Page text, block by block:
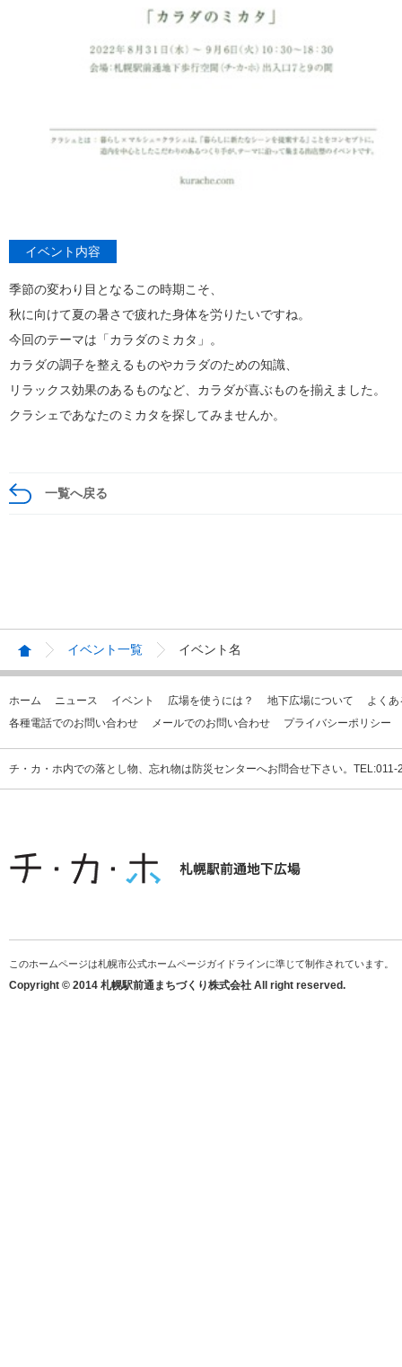
イベント内容
季節の変わり目となるこの時期こそ、
秋に向けて夏の暑さで疲れた身体を労りたいですね。
今回のテーマは「カラダのミカタ」。
カラダの調子を整えるものやカラダのための知識、
リラックス効果のあるものなど、カラダが喜ぶものを揃えました。
クラシェであなたのミカタを探してみませんか。
一覧へ戻る
イベント一覧 イベント名
ホーム ニュース イベント 広場を使うには？ 地下広場について
よく
各種電話でのお問い合わせ
メールでのお問い合わせ プライバシーポリシー
チ・カ・ホ内での落とし物、忘れ物は防災センターへお問合せ下さい。
このホームページは札幌市公式ホームページガイドラインに準じて制作されています。
Copyright © 2014 札幌駅前通まちづくり株式会社 All right reserved.